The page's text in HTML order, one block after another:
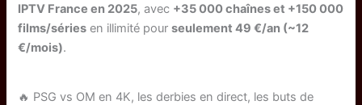
IPTV France en 2025, avec +35 000 chaînes et +150 000
films/séries en illimité pourseulement 49 €/an (~12
€/mois).
🔥 PSG vs OM en 4K, les derbies en direct, les buts de